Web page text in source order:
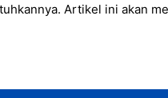
Artikel ini akan